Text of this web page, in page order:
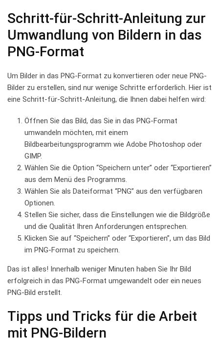
Schritt-für-Schritt-Anleitung zur
Umwandlung von Bildern‌ in das
PNG-Format
Um Bilder in⁣ das PNG-Format ‍zu konvertieren ⁣oder neue‍ PNG-
Bilder zu erstellen, ⁤sind‍ nur⁣ wenige Schritte erforderlich. Hier ist
eine ‍Schritt-für-Schritt-Anleitung,​ die Ihnen dabei helfen wird:
Öffnen ‍Sie das Bild,⁤ das Sie in das PNG-Format
umwandeln möchten, ⁣mit⁤ einem
Bildbearbeitungsprogramm wie‌ Adobe ‌Photoshop oder
GIMP.
Wählen Sie ‌die⁢ Option “Speichern unter” oder‌ “Exportieren”
aus dem⁣ Menü des Programms.
Wählen Sie als⁢ Dateiformat⁣ “PNG” aus ⁣den ⁤verfügbaren
Optionen.
Stellen Sie sicher, dass die Einstellungen wie die Bildgröße
und die Qualität Ihren Anforderungen entsprechen.
Klicken Sie auf “Speichern” oder “Exportieren”, um das​ Bild​
im PNG-Format zu speichern.
Das ist alles! Innerhalb weniger Minuten‍ haben Sie Ihr⁢ Bild
‌erfolgreich ⁤in das ⁤PNG-Format‍ umgewandelt oder ein neues
PNG-Bild⁣ erstellt.
Tipps und Tricks für ​die ‌Arbeit
mit ‌PNG-Bildern